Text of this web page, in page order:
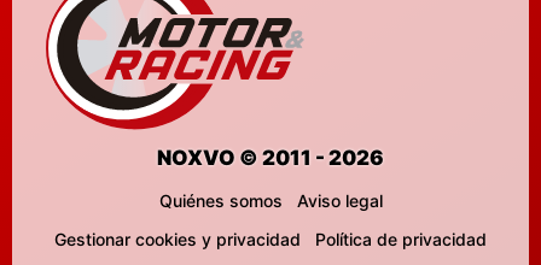
NOXVO © 2011 - 2026
Quiénes somos
Aviso legal
Gestionar cookies y privacidad
Política de privacidad